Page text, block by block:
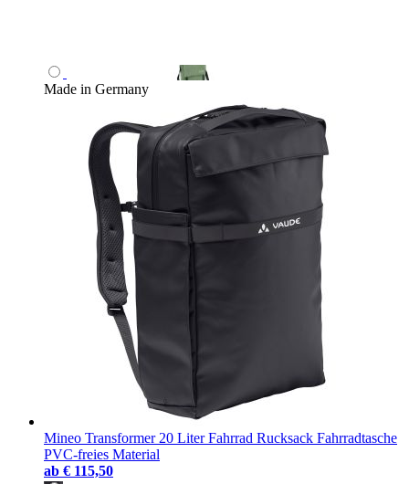
Made in Germany
Mineo Transformer 20 Liter Fahrrad Rucksack Fahrradtasche
PVC-freies Material
ab € 115,50